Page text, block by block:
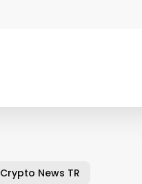
Crypto News TR